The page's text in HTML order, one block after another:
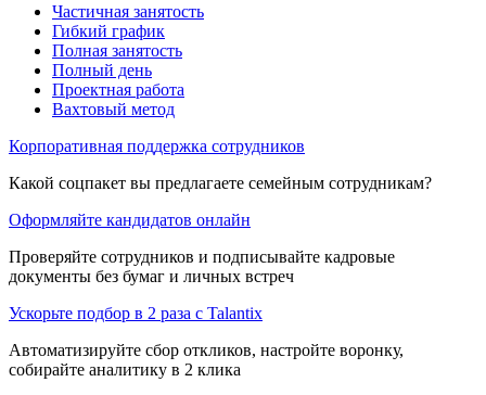
Частичная занятость
Гибкий график
Полная занятость
Полный день
Проектная работа
Вахтовый метод
Корпоративная поддержка сотрудников
Какой соцпакет вы предлагаете семейным сотрудникам?
Оформляйте кандидатов онлайн
Проверяйте сотрудников и подписывайте кадровые
документы без бумаг и личных встреч
Ускорьте подбор в 2 раза с Talantix
Автоматизируйте сбор откликов, настройте воронку,
собирайте аналитику в 2 клика